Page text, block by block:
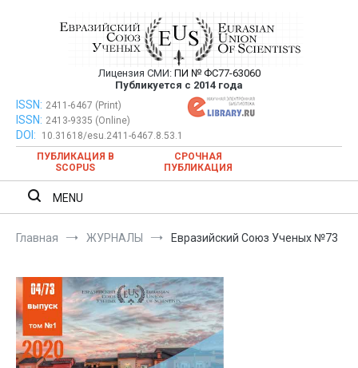
Евразийский Союз Ученых —
публикация научных статей в
ежемесячном научном журнале
Лицензия СМИ: ПИ № ФС77-63060
Публикуется с 2014 года
Евразийский Союз Ученых — публикация научных статей в
ежемесячном научном журнале
ISSN: 2411-6467 (Print)
ISSN: 2413-9335 (Online)
DOI:
10.31618/esu.2411-6467.8.53.1
ПУБЛИКАЦИЯ В
SCOPUS
СРОЧНАЯ
ПУБЛИКАЦИЯ
MENU
Главная ЖУРНАЛЫ Евразийский Союз Ученых №73